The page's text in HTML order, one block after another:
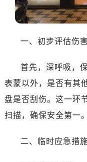
一、初步评估伤
首先，深呼吸，
表蒙以外，是否有其
盘是否刮伤。这一环
扫描，确保安全第一。
二、临时应急措